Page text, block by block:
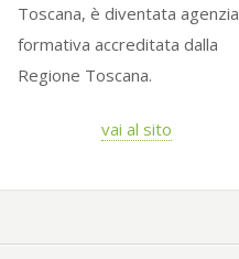
Toscana, è diventata agenzia
formativa accreditata dalla
Regione Toscana.
vai al sito